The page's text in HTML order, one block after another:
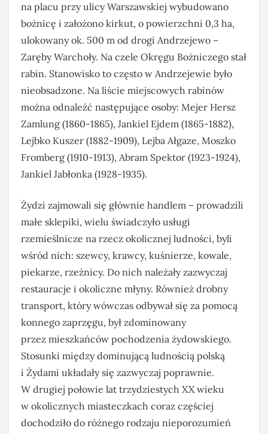
na placu przy ulicy Warszawskiej wybudowano
bożnicę i założono kirkut, o powierzchni 0,3 ha,
ulokowany ok. 500 m od drogi Andrzejewo –
Zaręby Warchoły. Na czele Okręgu Bożniczego stał
rabin. Stanowisko to często w Andrzejewie było
nieobsadzone. Na liście miejscowych rabinów
można odnaleźć następujące osoby: Mejer Hersz
Zamlung (1860-1865), Jankiel Ejdem (1865-1882),
Lejbko Kuszer (1882-1909), Lejba Ałgaze, Moszko
Fromberg (1910-1913), Abram Spektor (1923-1924),
Jankiel Jabłonka (1928-1935).
Żydzi zajmowali się głównie handlem – prowadzili
małe sklepiki, wielu świadczyło usługi
rzemieślnicze na rzecz okolicznej ludności, byli
wśród nich: szewcy, krawcy, kuśnierze, kowale,
piekarze, rzeźnicy. Do nich należały zazwyczaj
restauracje i okoliczne młyny. Również drobny
transport, który wówczas odbywał się za pomocą
konnego zaprzęgu, był zdominowany
przez mieszkańców pochodzenia żydowskiego.
Stosunki między dominującą ludnością polską
i Żydami układały się zazwyczaj poprawnie.
W drugiej połowie lat trzydziestych XX wieku
w okolicznych miasteczkach coraz częściej
dochodziło do różnego rodzaju nieporozumień